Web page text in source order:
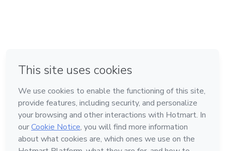
Feito com ❤ na Cidade do México
Conheça a Hotmart